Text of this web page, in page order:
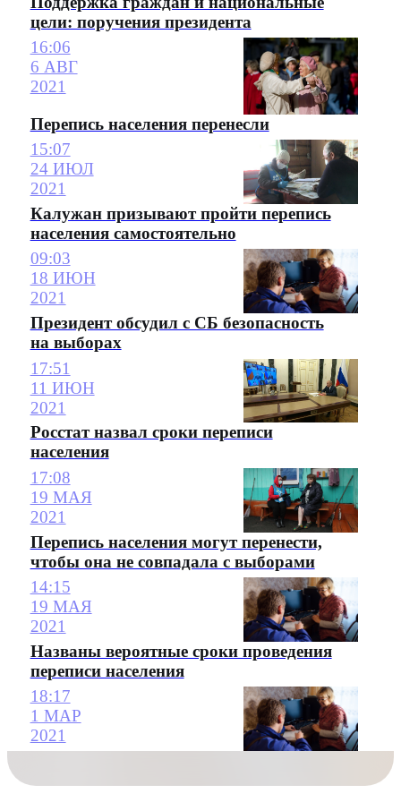
цели: поручения президента
16:06
6 АВГ
2021
Перепись населения перенесли
15:07
24 ИЮЛ
2021
Калужан призывают пройти перепись
населения самостоятельно
09:03
18 ИЮН
2021
Президент обсудил с СБ безопасность
на выборах
17:51
11 ИЮН
2021
Росстат назвал сроки переписи
населения
17:08
19 МАЯ
2021
Перепись населения могут перенести,
чтобы она не совпадала с выборами
14:15
19 МАЯ
2021
Названы вероятные сроки проведения
переписи населения
18:17
1 МАР
2021